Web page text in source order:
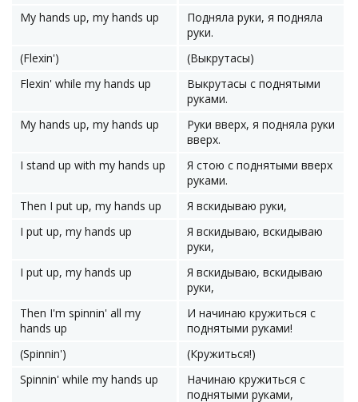
My hands up, my hands up
Подняла руки, я подняла
руки.
(Flexin')
(Выкрутасы)
Flexin' while my hands up
Выкрутасы с поднятыми
руками.
My hands up, my hands up
Руки вверх, я подняла руки
вверх.
I stand up with my hands up
Я стою с поднятыми вверх
руками.
Then I put up, my hands up
Я вскидываю руки,
I put up, my hands up
Я вскидываю, вскидываю
руки,
I put up, my hands up
Я вскидываю, вскидываю
руки,
Then I'm spinnin' all my
hands up
И начинаю кружиться с
поднятыми руками!
(Spinnin')
(Кружиться!)
Spinnin' while my hands up
Начинаю кружиться с
поднятыми руками,